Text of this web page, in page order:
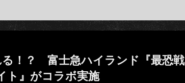
る！？ 富士急ハイランド『最恐戦
ト』がコラボ実施